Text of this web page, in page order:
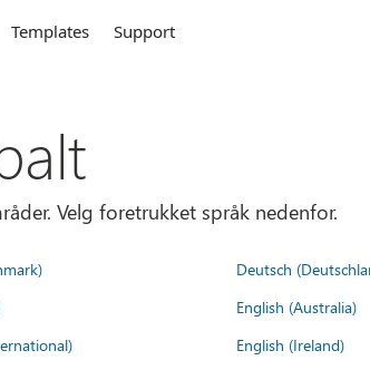
Templates Support
Velg foretrukket språk nedenfor.
Deutsch
English (Australia)
English (Ireland)